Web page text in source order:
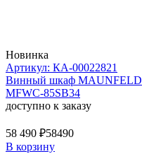
Новинка
Артикул: КА-00022821
Винный шкаф MAUNFELD
MFWC-85SB34
доступно к заказу
58 490 ₽58490
В корзину